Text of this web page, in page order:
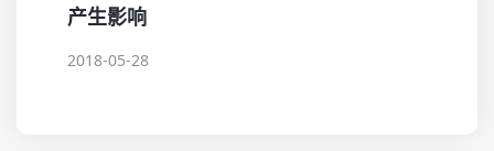
产生影响
2018-05-28